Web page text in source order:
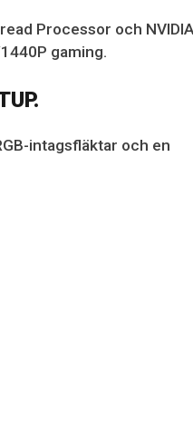
Processor och NVIDIA
gaming.
intagsfläktar och en